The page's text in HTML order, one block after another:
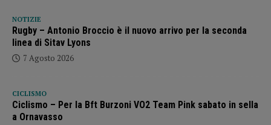
NOTIZIE
Rugby – Antonio Broccio è il nuovo arrivo per la seconda
linea di Sitav Lyons
7 Agosto 2026
CICLISMO
Ciclismo – Per la Bft Burzoni VO2 Team Pink sabato in sella
a Ornavasso